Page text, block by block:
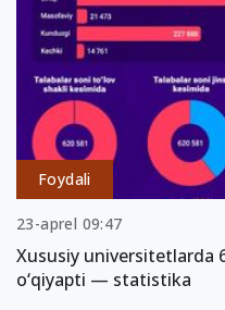
Foydali
23-aprel 09:47
Xususiy universitetlarda
o‘qiyapti — statistika